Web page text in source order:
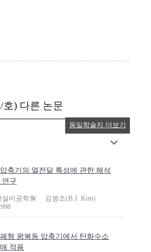
) 다른 논문
축기의 열전달 특성에 관한 해석
연구
설비공학회
김병조(B.J. Kim)
형 왕복동 압축기에서 탄화수소
적용
동일학술지 더보기